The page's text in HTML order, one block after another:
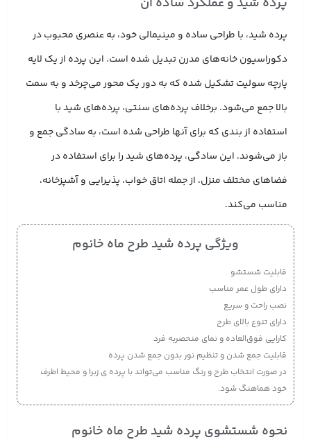
پرده شید، با طراحی ساده و مینیمالی خود، به عنصری محبوب در
دکوراسیون خانه‌های مدرن تبدیل شده است. این پرده از یک لایه
پارچه سولیت تشکیل شده که به دور یک محور می‌چرخد و به سمت
بالا جمع می‌شود. برخلاف پرده‌های سنتی، پرده‌های شید با
استفاده از بندی که برای آنها طراحی شده است، به سادگی جمع و
باز می‌شوند. این سادگی، پرده‌های شید را برای استفاده در
فضاهای مختلف منزل، از جمله اتاق خواب، پذیرایی و آشپزخانه،
مناسب می‌کند.
ویژگی پرده شید طرح ماه خانوم
قابلیت شستشو
دارای طول عمر مناسب
نصب راحت و سریع
دارای تنوع بالای طرح
کارایی فوق‌العاده و نمای منحصربه فرد
قابلیت جمع شدن و تنظیم نور بدون جمع شدن پرده
در صورت انتخاب طرح و رنگ مناسب می‌تواند با پرده ی زبرا و محیط اطرف
خود هماهنگ شود.
نحوه شستشوی پرده شید طرح ماه خانوم